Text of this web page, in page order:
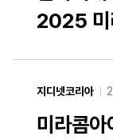
2025 미
지디넷코리아
미라콤아